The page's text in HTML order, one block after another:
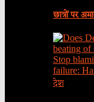
छात्रों पर
देश